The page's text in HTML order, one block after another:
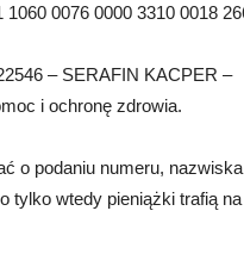
1060 0076 0000 3310 0018
– SERAFIN KACPER –
i ochronę zdrowia.
o podaniu numeru,
tylko wtedy pieniążki trafią